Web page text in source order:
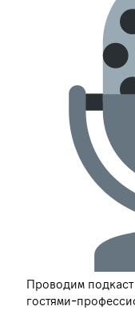
Проводим
гостями-